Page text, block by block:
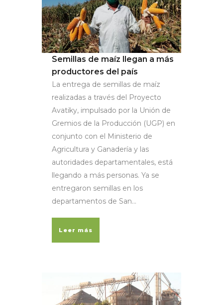
Semillas de maíz llegan a más
productores del país
La entrega de semillas de maíz
realizadas a través del Proyecto
Avatiky, impulsado por la Unión de
Gremios de la Producción (UGP) en
conjunto con el Ministerio de
Agricultura y Ganadería y las
autoridades departamentales, está
llegando a más personas. Ya se
entregaron semillas en los
departamentos de San...
Leer más